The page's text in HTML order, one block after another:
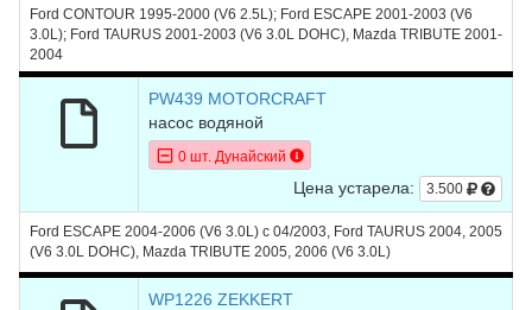
Ford CONTOUR 1995-2000 (V6 2.5L); Ford ESCAPE 2001-2003 (V6
3.0L); Ford TAURUS 2001-2003 (V6 3.0L DOHC), Mazda TRIBUTE 2001-
2004
PW439 MOTORCRAFT
насос водяной
0 шт. Дунайский
Цена устарела: 3.500
Ford ESCAPE 2004-2006 (V6 3.0L) с 04/2003, Ford TAURUS 2004, 2005
(V6 3.0L DOHC), Mazda TRIBUTE 2005, 2006 (V6 3.0L)
WP1226 ZEKKERT